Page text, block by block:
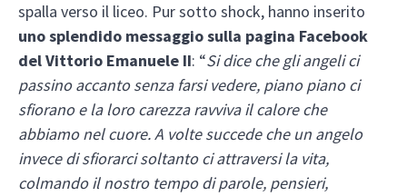
spalla verso il liceo. Pur sotto shock, hanno inserito
uno splendido messaggio sulla pagina Facebook
del Vittorio Emanuele II: “Si dice che gli angeli ci
passino accanto senza farsi vedere, piano piano ci
sfiorano e la loro carezza ravviva il calore che
abbiamo nel cuore. A volte succede che un angelo
invece di sfiorarci soltanto ci attraversi la vita,
colmando il nostro tempo di parole, pensieri,